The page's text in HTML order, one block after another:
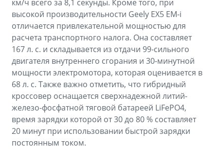
км/ч всего за 8,1 секунды. Кроме того, при
высокой производительности Geely EX5 EM-i
отличается привлекательной мощностью для
расчета транспортного налога. Она составляет
167 л. с. и складывается из отдачи 99-сильного
двигателя внутреннего сгорания и 30-минутной
мощности электромотора, которая оценивается в
68 л. с. Также важно отметить, что гибридный
кроссовер оснащается сверхнадежной литий-
железо-фосфатной тяговой батареей LiFePO4,
время зарядки которой от 30 до 80 % составляет
20 минут при использовании быстрой зарядки
постоянным током.